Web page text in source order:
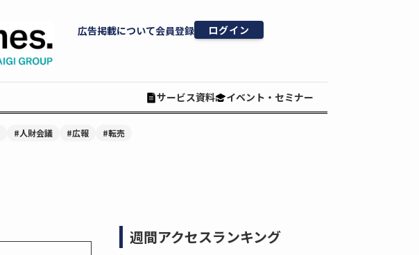
広告掲載について会員登録 ログイン
サービス資料 イベント・セミナー
#人財会議 #広報 #転売
週間アクセスランキング